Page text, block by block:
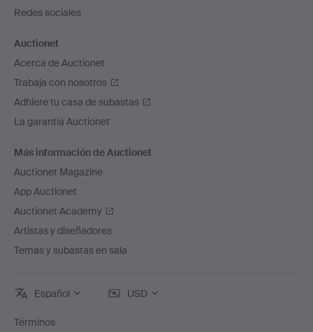
página
Redes sociales
Auctionet
Acerca de Auctionet
Trabaja con nosotros
Adhiere tu casa de subastas
La garantía Auctionet
Más información de Auctionet
Auctionet Magazine
App Auctionet
Auctionet Academy
Artistas y diseñadores
Temas y subastas en sala
Español USD
Términos